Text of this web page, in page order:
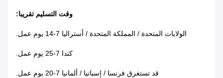
وقت التسليم تقريبا:
الولايات المتحدة / المملكة المتحدة / أستراليا 7-14 يوم عمل.
كندا 7-25 يوم عمل.
قد تستغرق فرنسا / إسبانيا / ألمانيا 7-20 يوم عمل.